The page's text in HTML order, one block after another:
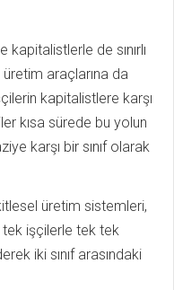
de sınırlı
araçlarına da
kapitalistlere karşı
kısa sürede bu yolun
karşı bir sınıf olarak
üretim sistemleri,
tek işçilerle tek tek
iki sınıf arasındaki